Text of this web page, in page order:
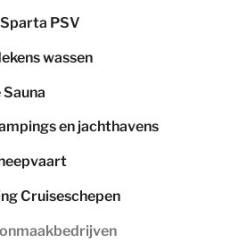
PSV
wassen
Sauna
en jachthavens
Cruiseschepen